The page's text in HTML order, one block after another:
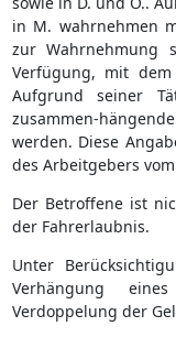
in M. wahrnehmen
zur Wahrnehmung
Verfügung, mit
Aufgrund seiner
zusammen-
werden. Diese
des Arbeitgebers
Der Betroffene ist
der Fahrerlaubnis.
Unter
Verhängung
Verdoppelung der